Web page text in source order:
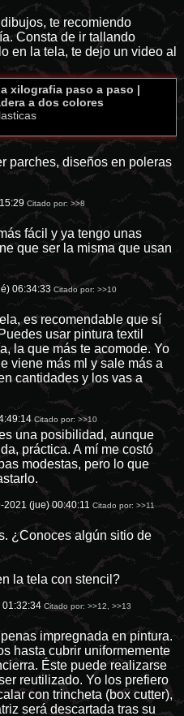
te recomiendo
Consta de ir tallando
en la tela, te dejo un video al
xilografia paso a paso |
a dos colores
parches, diseños en poleras
Citado por:>>8
fácil y ya tengo unas
que ser la misma que usan
06:34:33 Citado por:>>10
es recomendable que sí
usar pintura textil
la que más te acomode. Yo
viene más ml y sale más a
cantidades y los vas a
Citado por:>>10
una posibilidad, aunque
práctica. A mí me costó
modestas, pero lo que
2021 (jue) 00:40:11 Citado por:>>11
¿Conoces algún sitio de
la tela con stencil?
01:32:34 Citado por:>>12,>>13
impregnada en pintura.
hasta cubrir uniformemente
Éste puede realizarse
reutilizado. Yo los prefiero
con trincheta (box cutter),
será descartada tras su